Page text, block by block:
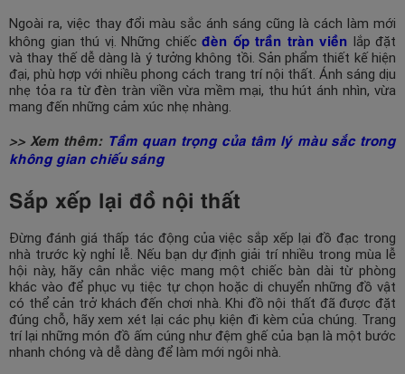
Ngoài ra, việc thay đổi màu sắc ánh sáng cũng là cách làm mới
không gian thú vị. Những chiếc đèn ốp trần tràn viền lắp đặt
và thay thế dễ dàng là ý tưởng không tồi. Sản phẩm thiết kế hiện
đại, phù hợp với nhiều phong cách trang trí nội thất. Ánh sáng dịu
nhẹ tỏa ra từ đèn tràn viền vừa mềm mại, thu hút ánh nhìn, vừa
mang đến những cảm xúc nhẹ nhàng.
>> Xem thêm: Tầm quan trọng của tâm lý màu sắc trong
không gian chiếu sáng
Sắp xếp lại đồ nội thất
Đừng đánh giá thấp tác động của việc sắp xếp lại đồ đạc trong
nhà trước kỳ nghỉ lễ. Nếu bạn dự định giải trí nhiều trong mùa lễ
hội này, hãy cân nhắc việc mang một chiếc bàn dài từ phòng
khác vào để phục vụ tiệc tự chọn hoặc di chuyển những đồ vật
có thể cản trở khách đến chơi nhà. Khi đồ nội thất đã được đặt
đúng chỗ, hãy xem xét lại các phụ kiện đi kèm của chúng. Trang
trí lại những món đồ ấm cúng như đệm ghế của bạn là một bước
nhanh chóng và dễ dàng để làm mới ngôi nhà.